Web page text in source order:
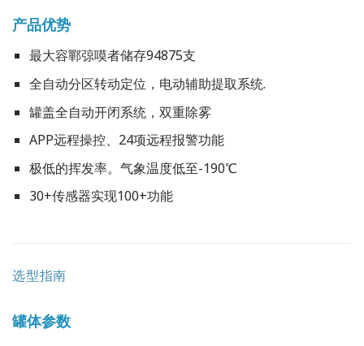
产品优势
最大容鄲弶嗼者储存94875支
全自动分区转动定位，电动辅助提取系统.
罐盖全自动开闭系统，双重除雾
APP远程操控、24项远程报警功能
极低的挥发率。气象温度低至-190℃
30+传感器实现100+功能
选型指南
罐体参数